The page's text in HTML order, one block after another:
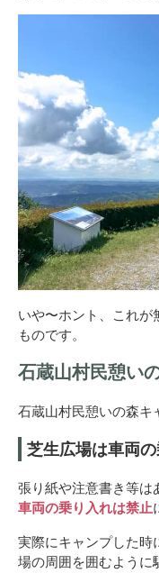
いや〜ホント、これが
ものです。
石蔵山村民憩い
石蔵山村民憩いの森キ
芝生広場は車両
張り紙や注意書き等は
車両の乗り入れは禁止
実際にキャンプした時
場の周囲を囲むように